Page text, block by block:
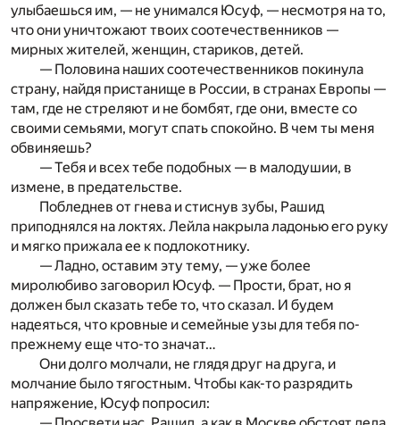
улыбаешься им, — не унимался Юсуф, — несмотря на то,
что они уничтожают твоих соотечественников —
мирных жителей, женщин, стариков, детей.
— Половина наших соотечественников покинула
страну, найдя пристанище в России, в странах Европы —
там, где не стреляют и не бомбят, где они, вместе со
своими семьями, могут спать спокойно. В чем ты меня
обвиняешь?
— Тебя и всех тебе подобных — в малодушии, в
измене, в предательстве.
Побледнев от гнева и стиснув зубы, Рашид
приподнялся на локтях. Лейла накрыла ладонью его руку
и мягко прижала ее к подлокотнику.
— Ладно, оставим эту тему, — уже более
миролюбиво заговорил Юсуф. — Прости, брат, но я
должен был сказать тебе то, что сказал. И будем
надеяться, что кровные и семейные узы для тебя по-
прежнему еще что-то значат…
Они долго молчали, не глядя друг на друга, и
молчание было тягостным. Чтобы как-то разрядить
напряжение, Юсуф попросил: